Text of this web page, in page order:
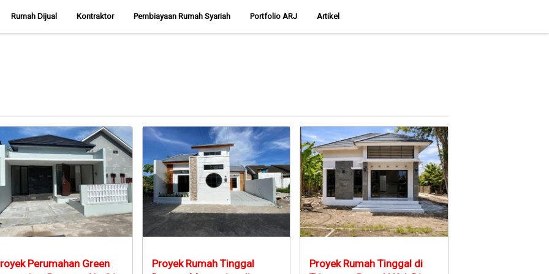
Rumah Dijual Kontraktor Pembiayaan Rumah Syariah Portfolio ARJ Artikel
Perumahan Green
Proyek Rumah Tinggal
Proyek Rumah Tinggal di